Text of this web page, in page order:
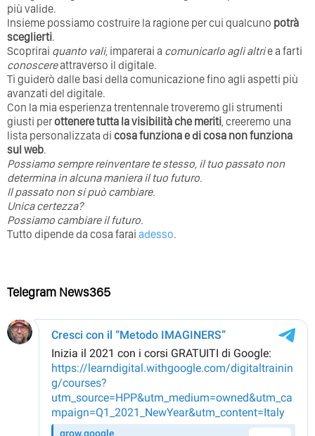
più valide.
Insieme possiamo costruire la ragione per cui qualcuno potrà
sceglierti.
Scoprirai quanto vali, imparerai a comunicarlo agli altrie a farti
conoscereattraverso il digitale.
Ti guiderò dalle basi della comunicazione fino agli aspetti più
avanzati del digitale.
Con la mia esperienza trentennale troveremo gli strumenti
giusti perottenere tutta la visibilità che meriti, creeremo una
lista personalizzata di cosa funziona e di cosa non funziona
sul web.
Possiamo sempre reinventare te stesso, il tuo passato non
determina in alcuna maniera il tuo futuro. ⁣
⁣Il passato non si può cambiare.
Unica certezza?
Possiamo cambiare il futuro.
Tutto dipende da cosa farai adesso.
Telegram News365